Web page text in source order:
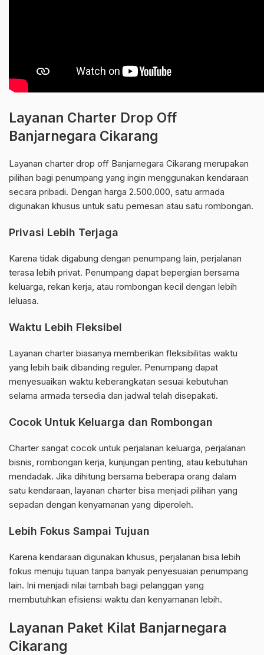
Layanan Charter Drop Off
Banjarnegara Cikarang
Layanan charter drop off Banjarnegara Cikarang merupakan
pilihan bagi penumpang yang ingin menggunakan kendaraan
secara pribadi. Dengan harga 2.500.000, satu armada
digunakan khusus untuk satu pemesan atau satu rombongan.
Privasi Lebih Terjaga
Karena tidak digabung dengan penumpang lain, perjalanan
terasa lebih privat. Penumpang dapat bepergian bersama
keluarga, rekan kerja, atau rombongan kecil dengan lebih
leluasa.
Waktu Lebih Fleksibel
Layanan charter biasanya memberikan fleksibilitas waktu
yang lebih baik dibanding reguler. Penumpang dapat
menyesuaikan waktu keberangkatan sesuai kebutuhan
selama armada tersedia dan jadwal telah disepakati.
Cocok Untuk Keluarga dan Rombongan
Charter sangat cocok untuk perjalanan keluarga, perjalanan
bisnis, rombongan kerja, kunjungan penting, atau kebutuhan
mendadak. Jika dihitung bersama beberapa orang dalam
satu kendaraan, layanan charter bisa menjadi pilihan yang
sepadan dengan kenyamanan yang diperoleh.
Lebih Fokus Sampai Tujuan
Karena kendaraan digunakan khusus, perjalanan bisa lebih
fokus menuju tujuan tanpa banyak penyesuaian penumpang
lain. Ini menjadi nilai tambah bagi pelanggan yang
membutuhkan efisiensi waktu dan kenyamanan lebih.
Layanan Paket Kilat Banjarnegara
Cikarang